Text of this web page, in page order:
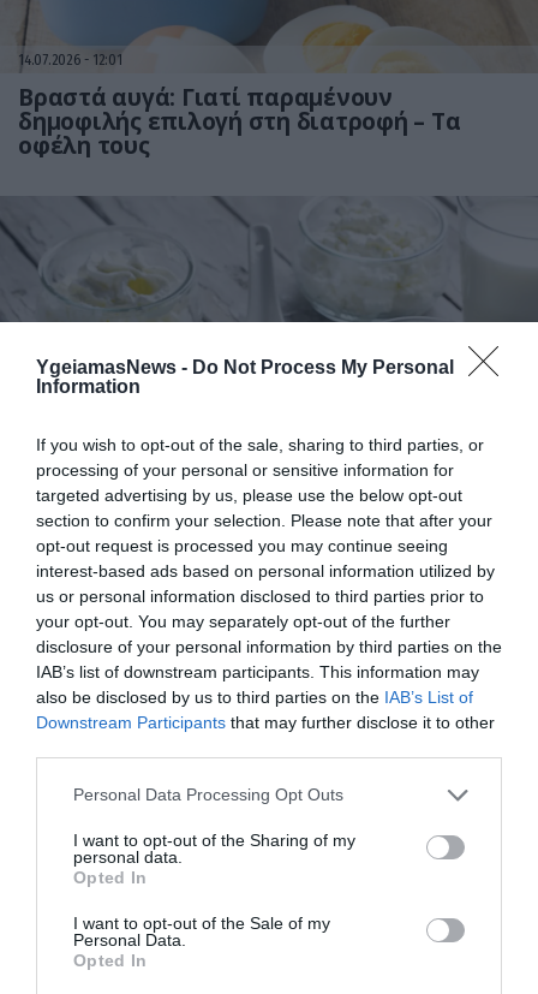
YgeiamasNews - Do Not Process My Personal
Information
If you wish to opt-out of the sale, sharing to third parties, or
processing of your personal or sensitive information for
targeted advertising by us, please use the below opt-out
section to confirm your selection. Please note that after your
opt-out request is processed you may continue seeing
interest-based ads based on personal information utilized by
us or personal information disclosed to third parties prior to
your opt-out. You may separately opt-out of the further
disclosure of your personal information by third parties on the
IAB’s list of downstream participants. This information may
also be disclosed by us to third parties on the IAB’s List of
Downstream Participants that may further disclose it to other
Please note that this website/app uses one or more Google
not limited to your visit or usage behaviour. You may click to
grant or deny consent to Google and its third-party tags to
use your data for below specified purposes in below Google
consent section.
Personal Data Processing Opt Outs
I want to opt-out of the Sharing of my
personal data.
Opted In
I want to opt-out of the Sale of my
Personal Data.
Opted In
14.07.2026 12:01
Βραστά αυγά: Γιατί παραμένουν
δημοφιλής επιλογή στη διατροφή – Τα
οφέλη τους
Το γιαούρτι ή το τυρί cottage βοηθά
περισσότερο στην απώλεια βάρους; – Τι
προτείνουν οι ειδικοί
13.07.2026
και τι να βάλετε στο πιάτο σας για την
καλύτερη ρύθμισή τους